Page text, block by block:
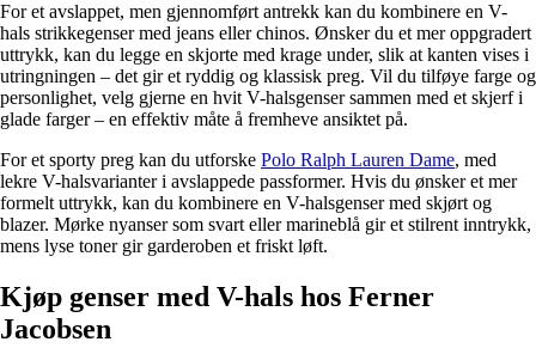
For et avslappet, men gjennomført antrekk kan du kombinere en V-
hals strikkegenser med jeans eller chinos. Ønsker du et mer oppgradert
uttrykk, kan du legge en skjorte med krage under, slik at kanten vises i
utringningen – det gir et ryddig og klassisk preg. Vil du tilføye farge og
personlighet, velg gjerne en hvit V-halsgenser sammen med et skjerf i
glade farger – en effektiv måte å fremheve ansiktet på.
For et sporty preg kan du utforske Polo Ralph Lauren Dame, med
lekre V-halsvarianter i avslappede passformer. Hvis du ønsker et mer
formelt uttrykk, kan du kombinere en V-halsgenser med skjørt og
blazer. Mørke nyanser som svart eller marineblå gir et stilrent inntrykk,
mens lyse toner gir garderoben et friskt løft.
Kjøp genser med V-hals hos Ferner
Jacobsen